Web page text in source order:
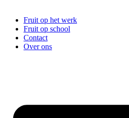
Fruit op het werk
Fruit op school
Contact
Over ons